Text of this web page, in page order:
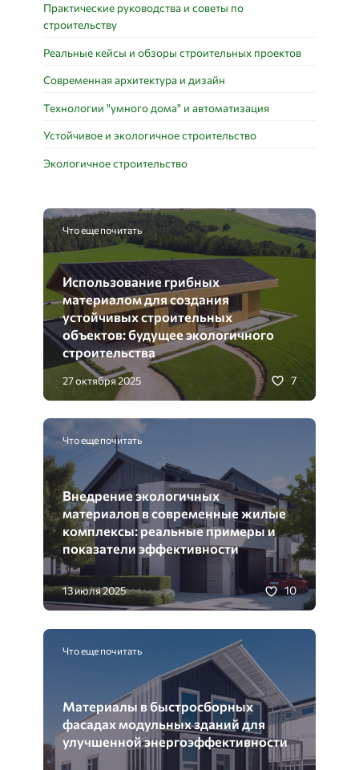
Практические руководства и советы по
строительству
Реальные кейсы и обзоры строительных проектов
Современная архитектура и дизайн
Технологии "умного дома" и автоматизация
Устойчивое и экологичное строительство
Экологичное строительство
Что еще почитать
Использование грибных
материалом для создания
устойчивых строительных
объектов: будущее экологичного
строительства
27 октября 2025 7
Что еще почитать
Внедрение экологичных
материалов в современные жилые
комплексы: реальные примеры и
показатели эффективности
13 июля 2025 10
Что еще почитать
Материалы в быстросборных
фасадах модульных зданий для
улучшенной энергоэффективности